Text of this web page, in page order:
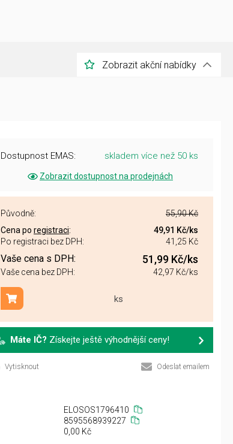
Zobrazit akční nabídky
Dostupnost EMAS: skladem více než 50 ks
Zobrazit dostupnost na prodejnách
Původně:
55,90 Kč
Cena po registraci: 49,91 Kč/ks
Po registraci bez DPH:
41,25 Kč
Vaše cena s DPH: 51,99 Kč/ks
Vaše cena bez DPH: 42,97 Kč/ks
ks
Přidat do košíku
Máte IČ? Získejte ještě výhodnější ceny!
Vytisknout Odeslat emailem
ELOSOS1796410
8595568939227
0,00 Kč